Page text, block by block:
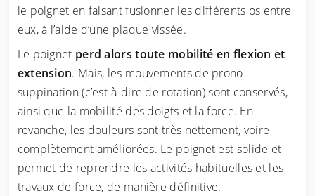
le poignet en faisant fusionner les différents os entre
eux, à l’aide d’une plaque vissée.
Le poignet perd alors toute mobilité en flexion et
extension. Mais, les mouvements de prono-
suppination (c’est-à-dire de rotation) sont conservés,
ainsi que la mobilité des doigts et la force. En
revanche, les douleurs sont très nettement, voire
complètement améliorées. Le poignet est solide et
permet de reprendre les activités habituelles et les
travaux de force, de manière définitive.